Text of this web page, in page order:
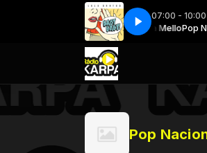
07:00 - 10:00
Pop Nacional com Sheyla MelloPop
Nem Luxo, Nem Lixo - Lulu SantosNem
Pop